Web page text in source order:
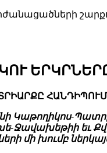
Կաթողիկոս-
Ջավախեթիի եւ
մի խումբ